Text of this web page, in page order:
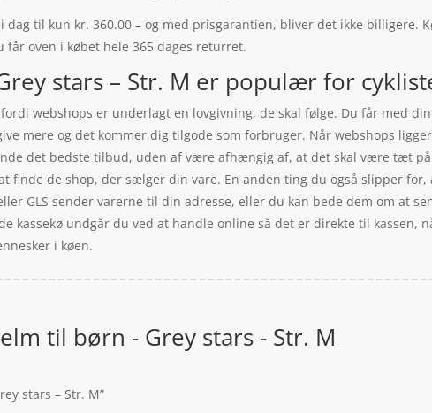
dag til kun kr. 360.00 – og med prisgarantien, bliver det ikke billigere.
får oven i købet hele 365 dages returret.
stars – Str. M er populær for
webshops er underlagt en lovgivning, de skal følge. Du får med
mere og det kommer dig tilgode som forbruger. Når webshops
det bedste tilbud, uden af være afhængig af, at det skal være tæt
finde de shop, der sælger din vare. En anden ting du også slipper for,
GLS sender varerne til din adresse, eller du kan bede dem om at
kassekø undgår du ved at handle online så det er direkte til kassen,
i køen.
til børn - Grey stars - Str. M
stars – Str. M”